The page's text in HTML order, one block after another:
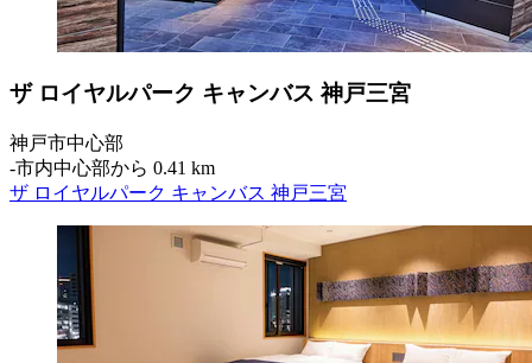
ザ ロイヤルパーク キャンバス 神戸三宮
神戸市中心部
‐市内中心部から 0.41 km
ザ ロイヤルパーク キャンバス 神戸三宮